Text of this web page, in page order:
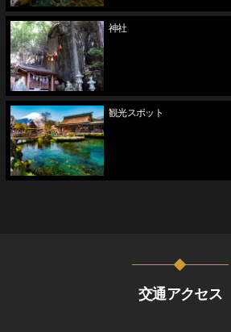
神社
観光スポット
交通アクセス